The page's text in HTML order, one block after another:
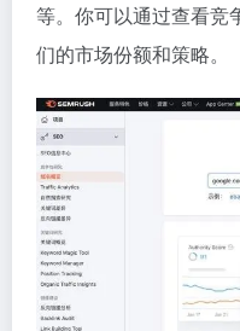
等。你可以通过查看竞
们的市场份额和策略。